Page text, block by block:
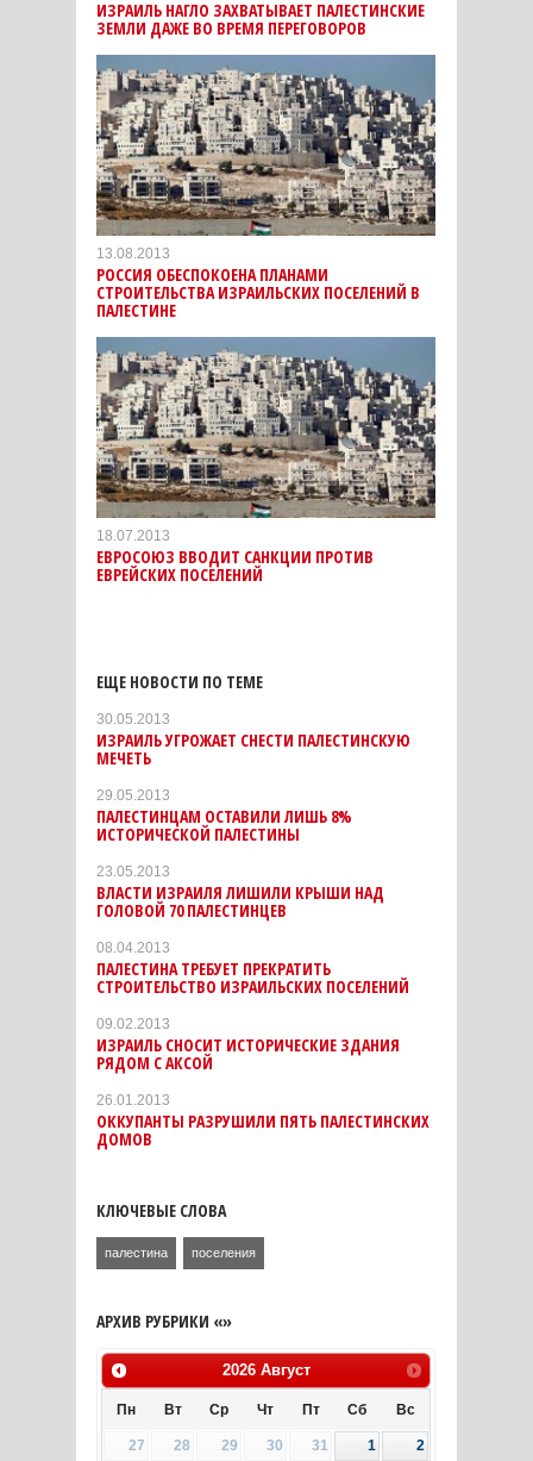
ИЗРАИЛЬ НАГЛО ЗАХВАТЫВАЕТ ПАЛЕСТИНСКИЕ
ЗЕМЛИ ДАЖЕ ВО ВРЕМЯ ПЕРЕГОВОРОВ
13.08.2013
РОССИЯ ОБЕСПОКОЕНА ПЛАНАМИ
СТРОИТЕЛЬСТВА ИЗРАИЛЬСКИХ ПОСЕЛЕНИЙ В
ПАЛЕСТИНЕ
18.07.2013
ЕВРОСОЮЗ ВВОДИТ САНКЦИИ ПРОТИВ
ЕВРЕЙСКИХ ПОСЕЛЕНИЙ
ЕЩЕ НОВОСТИ ПО ТЕМЕ
30.05.2013
ИЗРАИЛЬ УГРОЖАЕТ СНЕСТИ ПАЛЕСТИНСКУЮ
МЕЧЕТЬ
29.05.2013
ПАЛЕСТИНЦАМ ОСТАВИЛИ ЛИШЬ 8%
ИСТОРИЧЕСКОЙ ПАЛЕСТИНЫ
23.05.2013
ВЛАСТИ ИЗРАИЛЯ ЛИШИЛИ КРЫШИ НАД
ГОЛОВОЙ 70 ПАЛЕСТИНЦЕВ
08.04.2013
ПАЛЕСТИНА ТРЕБУЕТ ПРЕКРАТИТЬ
СТРОИТЕЛЬСТВО ИЗРАИЛЬСКИХ ПОСЕЛЕНИЙ
09.02.2013
ИЗРАИЛЬ СНОСИТ ИСТОРИЧЕСКИЕ ЗДАНИЯ
РЯДОМ С АКСОЙ
26.01.2013
ОККУПАНТЫ РАЗРУШИЛИ ПЯТЬ ПАЛЕСТИНСКИХ
ДОМОВ
КЛЮЧЕВЫЕ СЛОВА
палестина поселения
АРХИВ РУБРИКИ «»
2026 Август
Пн Вт Ср Чт Пт Сб Вс
27 28 29 30 31 1
2